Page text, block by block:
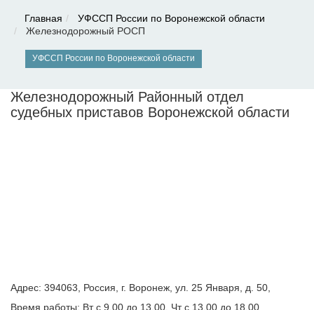
Главная
УФССП России по Воронежской области
Железнодорожный РОСП
УФССП России по Воронежской области
Железнодорожный Районный отдел
судебных приставов Воронежской области
Адрес: 394063, Россия, г. Воронеж, ул. 25 Января, д. 50,
Время работы: Вт с 9.00 до 13.00, Чт с 13.00 до 18.00